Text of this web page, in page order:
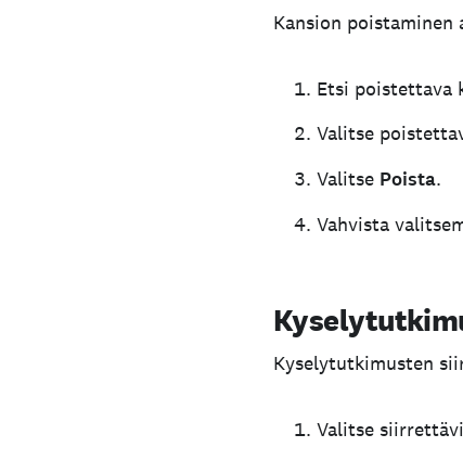
Kansion
Etsi poistettava
Valitse
Valitse Poista.
Vahvista
Kyselytutkimusten
Valitse